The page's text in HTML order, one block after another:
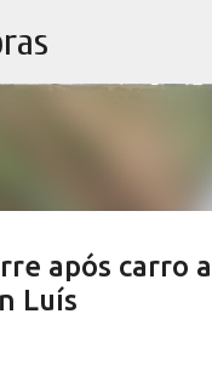
após carro
Luís